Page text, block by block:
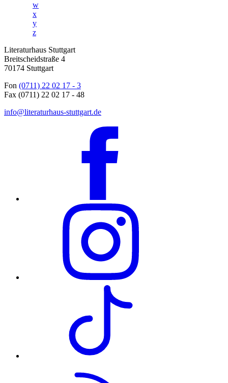
w
x
y
z
Literaturhaus Stuttgart
Breitscheidstraße 4
70174 Stuttgart
Fon (0711) 22 02 17 - 3
Fax (0711) 22 02 17 - 48
info@literaturhaus-stuttgart.de